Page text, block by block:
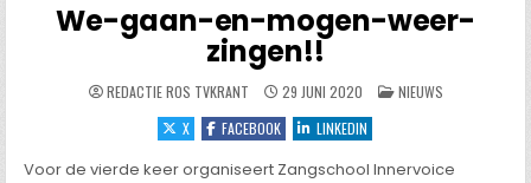
We-gaan-en-mogen-weer-
zingen!!
REDACTIE ROS TVKRANT 29 JUNI 2020 GEPLAATST
IN
NIEUWS
X
FACEBOOK LINKEDIN
Voor de vierde keer organiseert Zangschool Innervoice